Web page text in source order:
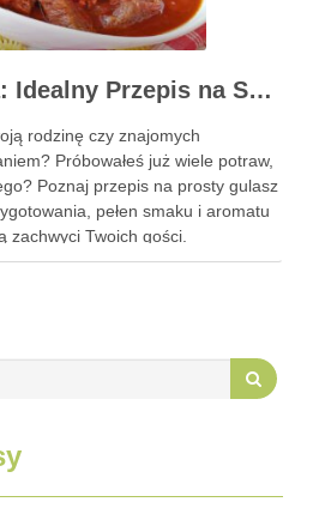
Gulasz z Indyka: Idealny Przepis na Szybki i Smaczny Obiad
rodzinę czy znajomych
Próbowałeś już wiele potraw,
Poznaj przepis na prosty gulasz
pełen smaku i aromatu
zachwyci Twoich gości.
przyrządzić? To bardzo proste!